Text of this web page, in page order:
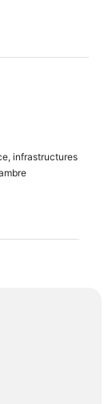
infrastructures